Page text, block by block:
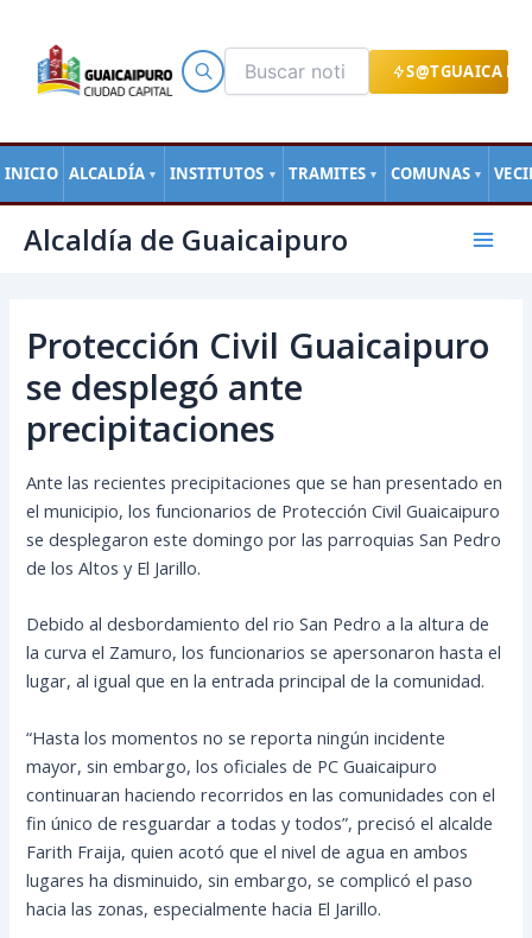
S@TGUAICA
INICIO ALCALDÍA ▼ INSTITUTOS ▼ TRAMITES ▼ COMUNAS ▼
contenido
Alcaldía de Guaicaipuro
Main
Protección Civil Guaicaipuro
se desplegó ante
precipitaciones
Ante las recientes precipitaciones que se han presentado en
el municipio, los funcionarios de Protección Civil Guaicaipuro
se desplegaron este domingo por las parroquias San Pedro
de los Altos y El Jarillo.
Debido al desbordamiento del rio San Pedro a la altura de
la curva el Zamuro, los funcionarios se apersonaron hasta el
lugar, al igual que en la entrada principal de la comunidad.
“Hasta los momentos no se reporta ningún incidente
mayor, sin embargo, los oficiales de PC Guaicaipuro
continuaran haciendo recorridos en las comunidades con el
fin único de resguardar a todas y todos”, precisó el alcalde
Farith Fraija, quien acotó que el nivel de agua en ambos
lugares ha disminuido, sin embargo, se complicó el paso
hacia las zonas, especialmente hacia El Jarillo.
de